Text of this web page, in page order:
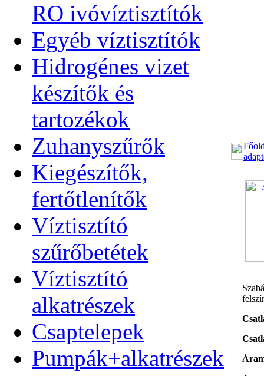
RO ivóvíztisztítók
Egyéb víztisztítók
Hidrogénes vizet
készítők és
tartozékok
Zuhanyszűrők
Kiegészítők,
fertőtlenítők
Víztisztító
szűrőbetétek
Víztisztító
alkatrészek
Csaptelepek
Pumpák+alkatrészek